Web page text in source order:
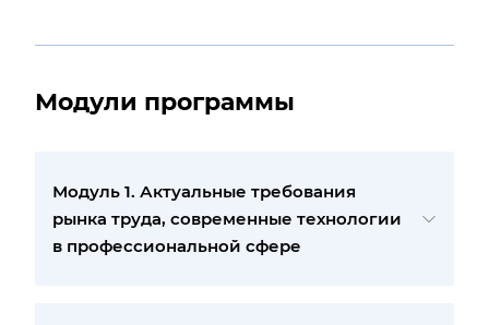
Модули программы
Модуль 1. Актуальные требования
рынка труда, современные технологии
в профессиональной сфере